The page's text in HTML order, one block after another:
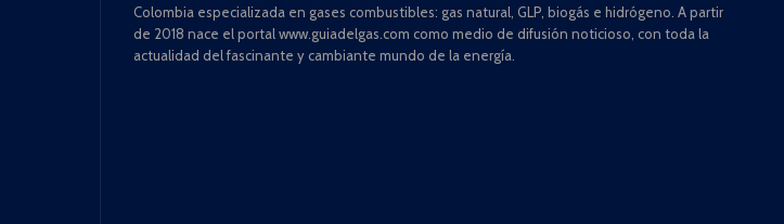
Colombia especializada en gases combustibles: gas natural, GLP, biogás e hidrógeno. A partir
de 2018 nace el portal www.guiadelgas.com como medio de difusión noticioso, con toda la
actualidad del fascinante y cambiante mundo de la energía.